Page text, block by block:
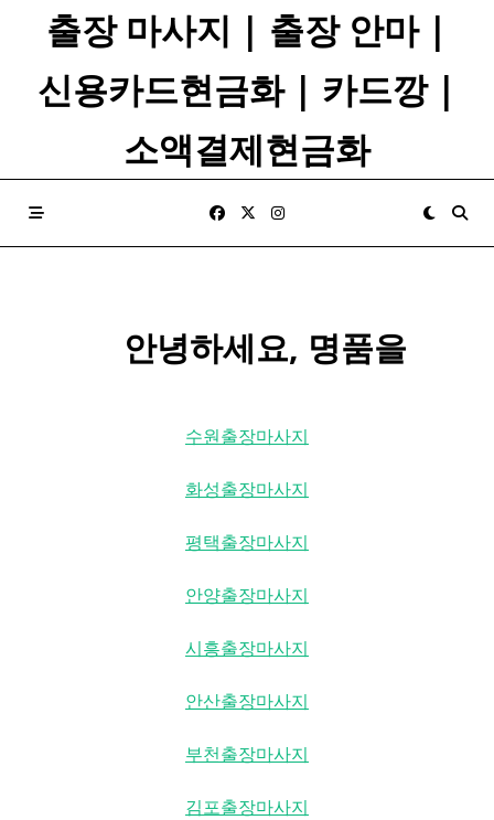
출장 마사지 | 출장 안마 |
신용카드현금화 | 카드깡 |
소액결제현금화
​ ​ ​ ​ 안녕하세요, 명품을
수원출장마사지
화성출장마사지
평택출장마사지
안양출장마사지
시흥출장마사지
안산출장마사지
부천출장마사지
김포출장마사지